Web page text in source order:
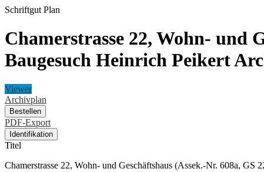
Schriftgut Plan
Chamerstrasse 22, Wohn- und
Baugesuch Heinrich Peikert
Viewer
Archivplan
Bestellen
PDF-Export
Identifikation
Titel
Chamerstrasse 22, Wohn- und Geschäftshaus (Assek.-Nr. 608a,